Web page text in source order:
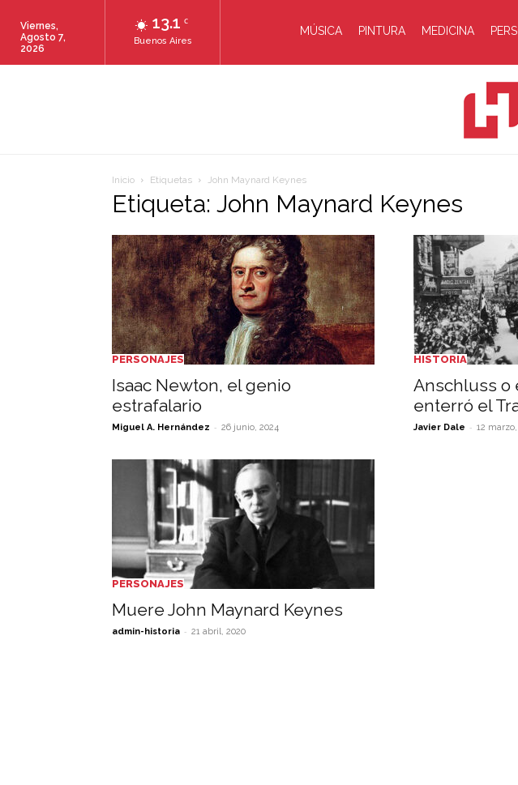
13.1 C
Buenos Aires
Viernes,
Agosto 7,
2026
MÚSICA PINTURA MEDICINA
Inicio Etiquetas John Maynard Keynes
Etiqueta: John Maynard Keynes
PERSONAJES
Isaac Newton, el genio
estrafalario
Miguel A. Hernández - 26 junio, 2024
HISTORIA
Anschluss o
enterró el
Javier Dale - 12 marzo,
PERSONAJES
Muere John Maynard Keynes
admin-historia - 21 abril, 2020